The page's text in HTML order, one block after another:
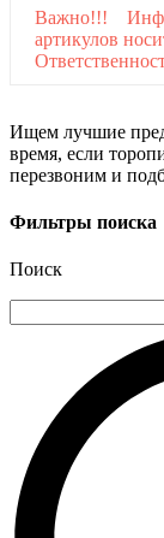
Важно!!!
артикулов
Ищем лучшие
время, если
перезвоним и
Фильтры поиска
Поиск